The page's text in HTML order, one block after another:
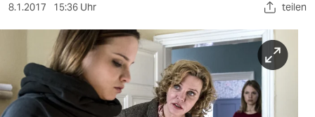
sport
berlin
nord
8.1.2017 15:36 Uhr teilen